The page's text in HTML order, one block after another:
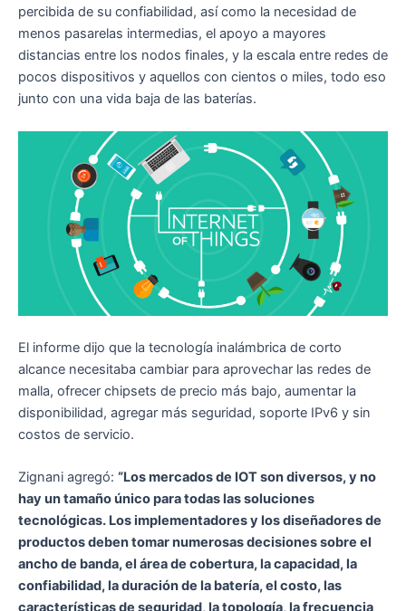
percibida de su confiabilidad, así como la necesidad de
menos pasarelas intermedias, el apoyo a mayores
distancias entre los nodos finales, y la escala entre redes de
pocos dispositivos y aquellos con cientos o miles, todo eso
junto con una vida baja de las baterías.
El informe dijo que la tecnología inalámbrica de corto
alcance necesitaba cambiar para aprovechar las redes de
malla, ofrecer chipsets de precio más bajo, aumentar la
disponibilidad, agregar más seguridad, soporte IPv6 y sin
costos de servicio.
Zignani agregó: “Los mercados de IOT son diversos, y no
hay un tamaño único para todas las soluciones
tecnológicas. Los implementadores y los diseñadores de
productos deben tomar numerosas decisiones sobre el
ancho de banda, el área de cobertura, la capacidad, la
confiabilidad, la duración de la batería, el costo, las